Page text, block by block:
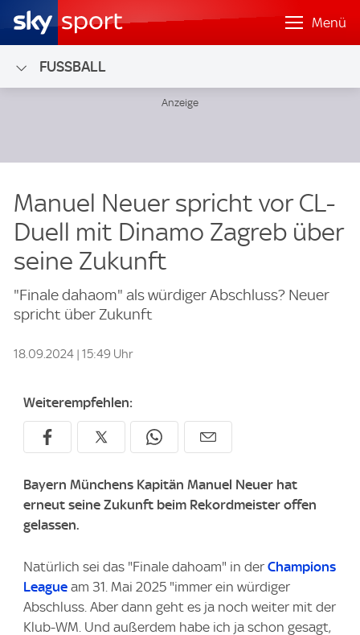
Menü
FUSSBALL
Manuel Neuer spricht vor CL-
Duell mit Dinamo Zagreb über
seine Zukunft
"Finale dahaom" als würdiger Abschluss? Neuer
spricht über Zukunft
18.09.2024 | 15:49 Uhr
Weiterempfehlen:
Bayern Münchens Kapitän Manuel Neuer hat
erneut seine Zukunft beim Rekordmeister offen
gelassen.
Natürlich sei das "Finale dahoam" in der Champions
League am 31. Mai 2025 "immer ein würdiger
Abschluss. Aber dann geht es ja noch weiter mit der
Klub-WM. Und außerdem habe ich ja schon gesagt,